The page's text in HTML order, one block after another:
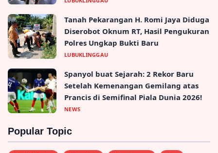
Tanah Pekarangan H. Romi Jaya Diduga
Diserobot Oknum RT, Hasil Pengukuran
Polres Ungkap Bukti Baru
LUBUKLINGGAU
Spanyol buat Sejarah: 2 Rekor Baru
Setelah Kemenangan Gemilang atas
Prancis di Semifinal Piala Dunia 2026!
NEWS
Popular Topic